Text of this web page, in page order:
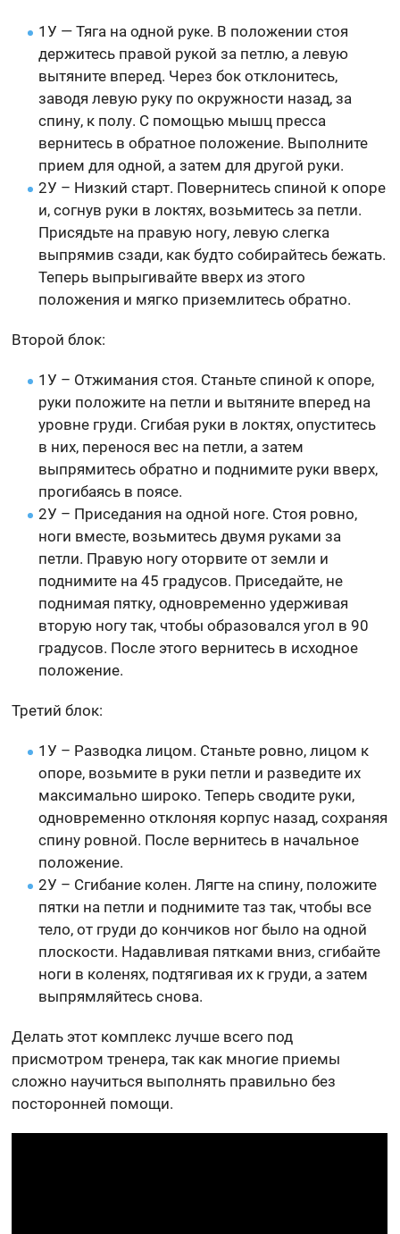
1У — Тяга на одной руке. В положении стоя
держитесь правой рукой за петлю, а левую
вытяните вперед. Через бок отклонитесь,
заводя левую руку по окружности назад, за
спину, к полу. С помощью мышц пресса
вернитесь в обратное положение. Выполните
прием для одной, а затем для другой руки.
2У – Низкий старт. Повернитесь спиной к опоре
и, согнув руки в локтях, возьмитесь за петли.
Присядьте на правую ногу, левую слегка
выпрямив сзади, как будто собирайтесь бежать.
Теперь выпрыгивайте вверх из этого
положения и мягко приземлитесь обратно.
Второй блок:
1У – Отжимания стоя. Станьте спиной к опоре,
руки положите на петли и вытяните вперед на
уровне груди. Сгибая руки в локтях, опуститесь
в них, перенося вес на петли, а затем
выпрямитесь обратно и поднимите руки вверх,
прогибаясь в поясе.
2У – Приседания на одной ноге. Стоя ровно,
ноги вместе, возьмитесь двумя руками за
петли. Правую ногу оторвите от земли и
поднимите на 45 градусов. Приседайте, не
поднимая пятку, одновременно удерживая
вторую ногу так, чтобы образовался угол в 90
градусов. После этого вернитесь в исходное
положение.
Третий блок:
1У – Разводка лицом. Станьте ровно, лицом к
опоре, возьмите в руки петли и разведите их
максимально широко. Теперь сводите руки,
одновременно отклоняя корпус назад, сохраняя
спину ровной. После вернитесь в начальное
положение.
2У – Сгибание колен. Лягте на спину, положите
пятки на петли и поднимите таз так, чтобы все
тело, от груди до кончиков ног было на одной
плоскости. Надавливая пятками вниз, сгибайте
ноги в коленях, подтягивая их к груди, а затем
выпрямляйтесь снова.
Делать этот комплекс лучше всего под
присмотром тренера, так как многие приемы
сложно научиться выполнять правильно без
посторонней помощи.